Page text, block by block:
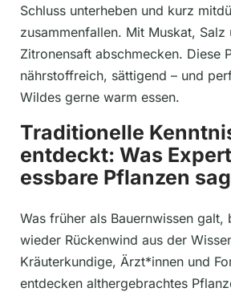
Schluss unterheben und kurz
zusammenfallen. Mit Muskat, Salz
Zitronensaft abschmecken. Diese
nährstoffreich, sättigend – und
Wildes gerne warm essen.
Traditionelle
entdeckt: Was
essbare Pflanzen
Was früher als Bauernwissen galt,
wieder Rückenwind aus der
Kräuterkundige, Ärzt*innen und
entdecken althergebrachtes